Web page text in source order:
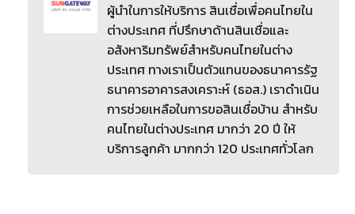
ผู้นำในการให้บริการ สินเชื่อเพื่อคนไทยใน
ต่างประเทศ ที่ปรึกษาด้านสินเชื่อและ
อสังหาริมทรัพย์สำหรับคนไทยในต่าง
ประเทศ ทางเราเป็นตัวแทนของธนาคารรัฐ
ธนาคารอาคารสงเคราะห์ (ธอส.) เราดำเนิน
การช่วยเหลือในการขอสินเชื่อบ้าน สำหรับ
คนไทยในต่างประเทศ มากว่า 20 ปี ให้
บริการลูกค้า มากกว่า 120 ประเทศทั่วโลก